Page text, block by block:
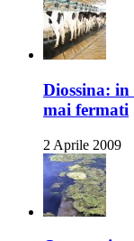
Diossina:
mai fermati
2 Aprile 2009